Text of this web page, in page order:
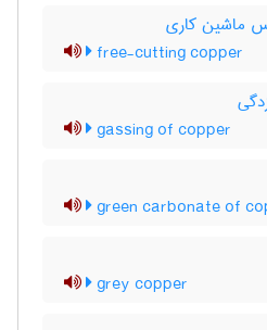
کاری
free-cutting copper
gassing of copper
green carbonate of
grey copper